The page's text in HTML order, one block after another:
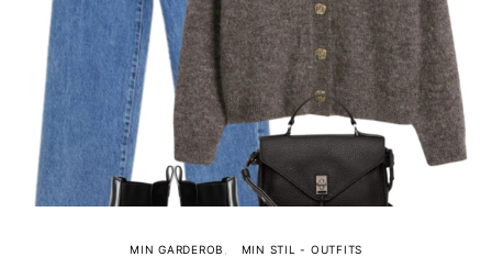
MIN GARDEROB MIN STIL - OUTFITS